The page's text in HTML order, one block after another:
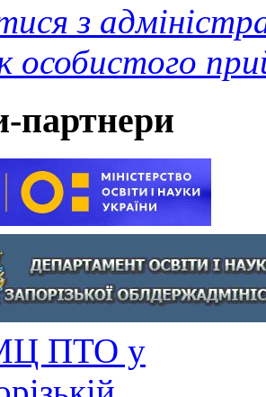
з
особистого
партнери